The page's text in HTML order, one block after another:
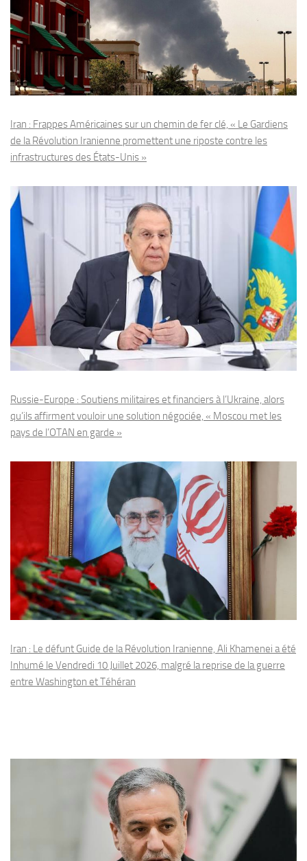
Iran : Frappes Américaines sur un chemin de fer clé, « Le Gardiens
de la Révolution Iranienne promettent une riposte contre les
infrastructures des États-Unis »
Russie-Europe : Soutiens militaires et financiers à l’Ukraine, alors
qu’ils affirment vouloir une solution négociée, « Moscou met les
pays de l’OTAN en garde »
Iran : Le défunt Guide de la Révolution Iranienne, Ali Khamenei a été
Inhumé le Vendredi 10 Juillet 2026, malgré la reprise de la guerre
entre Washington et Téhéran